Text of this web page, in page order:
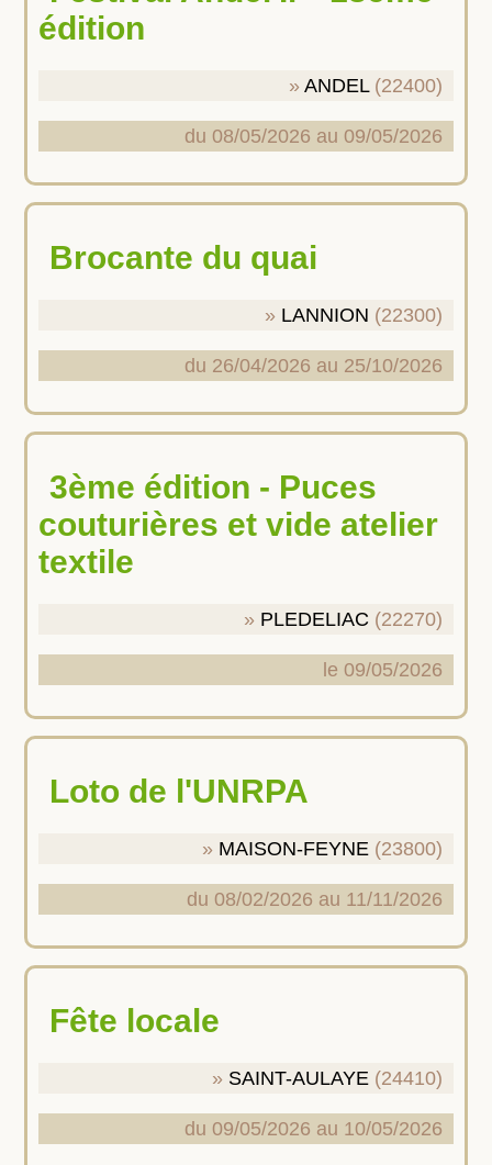
édition
ANDEL(22400)
du 08/05/2026 au 09/05/2026
Brocante du quai
LANNION (22300)
du 26/04/2026 au 25/10/2026
3ème édition - Puces
couturières et vide atelier
textile
PLEDELIAC (22270)
le 09/05/2026
Loto de l'UNRPA
MAISON-FEYNE (23800)
du 08/02/2026 au 11/11/2026
Fête locale
SAINT-AULAYE (24410)
du 09/05/2026 au 10/05/2026